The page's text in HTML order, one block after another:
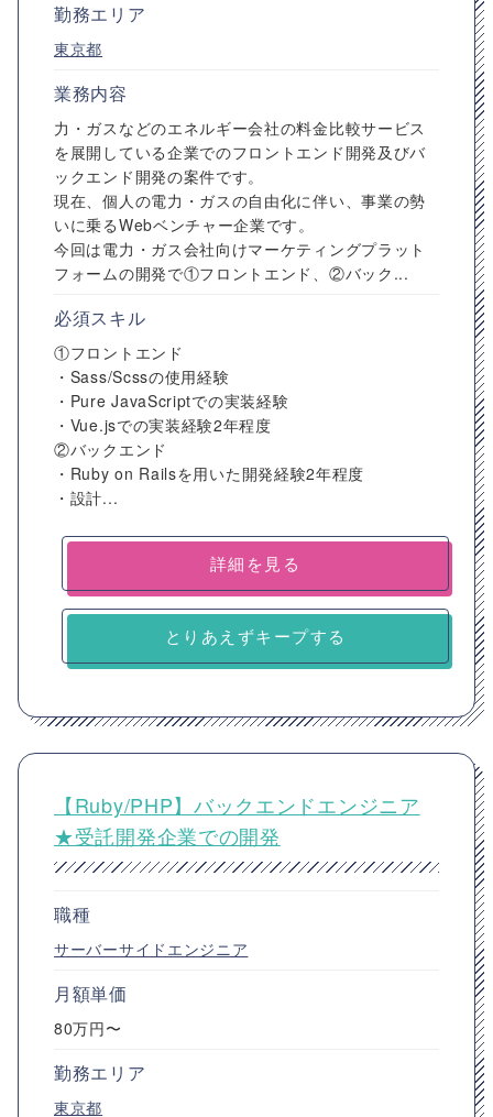
勤務エリア
東京都
業務内容
力・ガスなどのエネルギー会社の料金比較サービス
を展開している企業でのフロントエンド開発及びバ
ックエンド開発の案件です。
現在、個人の電力・ガスの自由化に伴い、事業の勢
いに乗るWebベンチャー企業です。
今回は電力・ガス会社向けマーケティングプラット
フォームの開発で①フロントエンド、②バック...
必須スキル
①フロントエンド
・Sass/Scssの使用経験
・Pure JavaScriptでの実装経験
・Vue.jsでの実装経験2年程度
②バックエンド
・Ruby on Railsを用いた開発経験2年程度
・設計...
詳細を見る
とりあえずキープする
【Ruby/PHP】バックエンドエンジニア
★受託開発企業での開発
職種
サーバーサイドエンジニア
月額単価
80万円〜
勤務エリア
東京都